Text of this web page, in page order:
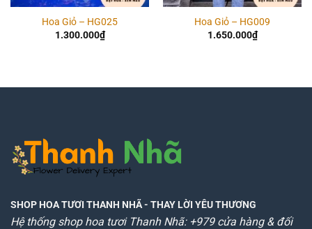
Hoa Giỏ – HG025
1.300.000₫
Hoa Giỏ – HG009
1.650.000₫
SHOP HOA TƯƠI THANH NHÃ- THAY LỜI YÊU THƯƠNG
Hệ thống shop hoa tươi Thanh Nhã: +979 cửa hàng & đối